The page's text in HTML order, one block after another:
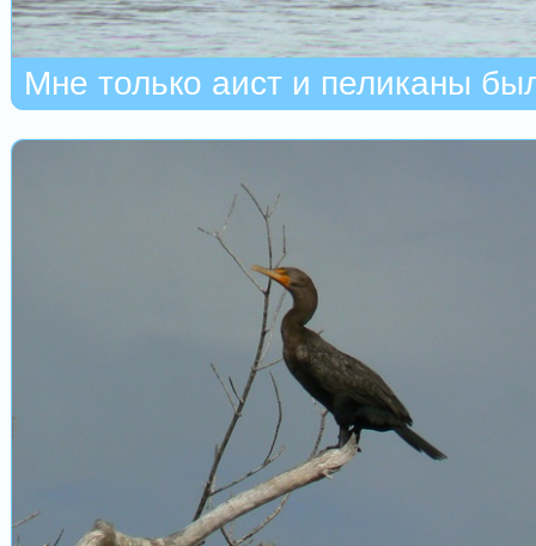
Мне только аист и пеликаны